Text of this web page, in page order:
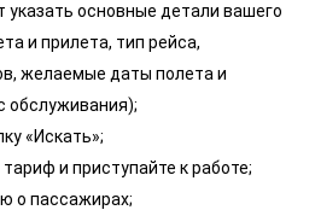
основные детали вашего
и прилета, тип рейса,
желаемые даты полета и
обслуживания);
«Искать»;
и приступайте к работе;
о пассажирах;